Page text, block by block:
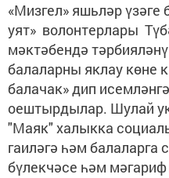
«Мизгел» яшьләр үзәге
уят» волонтерлары
мәктәбендә
балаларны яклау көне
балачак» дип
оештырдылар. Шулай
"Маяк" халыкка
гаиләгә һәм балаларга
бүлекчәсе һәм